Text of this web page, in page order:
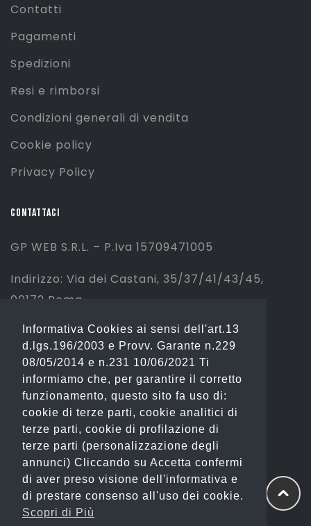
Contatti
Pagamenti
Spedizioni
Resi e rimborsi
Condizioni generali di vendita
Cookie policy
Privacy Policy
CONTATTACI
GP WEB S.R.L. – P.Iva 15709471005
Indirizzo: Via dei Castani, 35/37/41/43/45,
00172 Roma
Tel: 06 2310844 (Sport) – 06 23234353
(Fashion)
Email: info@gianostore.com
ORARI
Dal Lunedì al Venerdì 09:00-20:00.
Sabato 09:00-13:00 e 16:00-20:00.
Domenica Chiuso
Informativa Cookies ai sensi dell'art.13
d.lgs.196/2003 e Provv. Garante n.229
08/05/2014 e n.231 10/06/2021 Ti
informiamo che, per garantire il corretto
funzionamento, questo sito fa uso di:
cookie di terze parti, cookie analitici di
terze parti, cookie di profilazione di
terze parti (personalizzazione degli
annunci) Cliccando su Accetta confermi
di aver preso visione dell'informativa e
di prestare consenso all'uso dei cookie.
Scopri di Più